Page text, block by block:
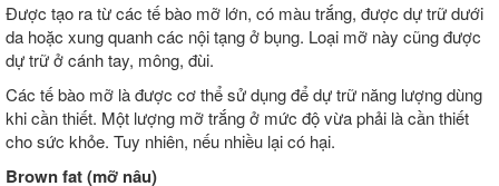
Được tạo ra từ các tế bào mỡ lớn, có màu trắng, được dự trữ dưới
da hoặc xung quanh các nội tạng ở bụng. Loại mỡ này cũng được
dự trữ ở cánh tay, mông, đùi.
Các tế bào mỡ là được cơ thể sử dụng để dự trữ năng lượng dùng
khi cần thiết. Một lượng mỡ trắng ở mức độ vừa phải là cần thiết
cho sức khỏe. Tuy nhiên, nếu nhiều lại có hại.
Brown fat (mỡ nâu)